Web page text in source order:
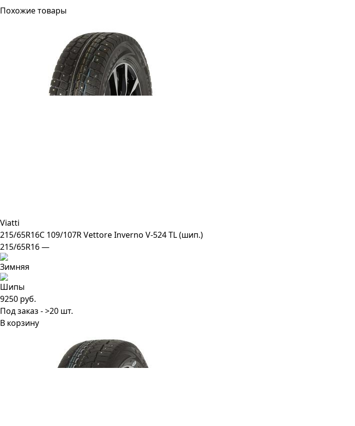
Похожие товары
Viatti
215/65R16C 109/107R Vettore Inverno V-524 TL (шип.)
215/65R16 —
9250 руб.
Под заказ - >20 шт.
В корзину